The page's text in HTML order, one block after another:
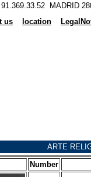
MADRID
us location
ARTE
Number